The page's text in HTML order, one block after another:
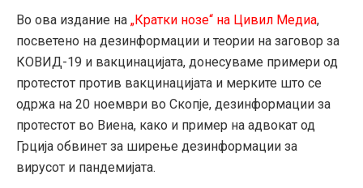
Во ова издание на „Кратки нозе“ на Цивил Медиа,
посветено на дезинформации и теории на заговор за
КОВИД-19 и вакцинацијата, донесуваме примери од
протестот против вакцинацијата и мерките што се
одржа на 20 ноември во Скопје, дезинформации за
протестот во Виена, како и пример на адвокат од
Грција обвинет за ширење дезинформации за
вирусот и пандемијата.